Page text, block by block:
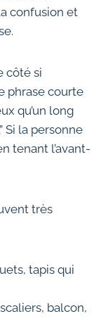
confusion et
côté si
phrase courte
qu’un long
Si la personne
tenant l’avant-
très
tapis qui
balcon,